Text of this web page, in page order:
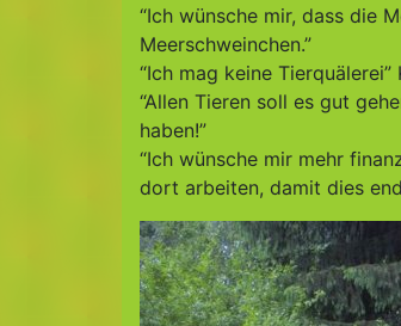
“Ich wünsche mir, dass die
Meerschweinchen.”
“Ich mag keine Tierquälerei”
“Allen Tieren soll es gut
haben!”
“Ich wünsche mir mehr
dort arbeiten, damit dies